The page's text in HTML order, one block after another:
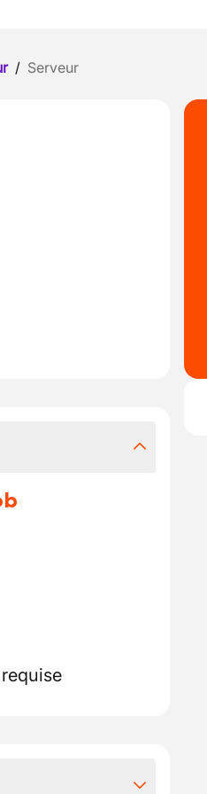
/ Serveur